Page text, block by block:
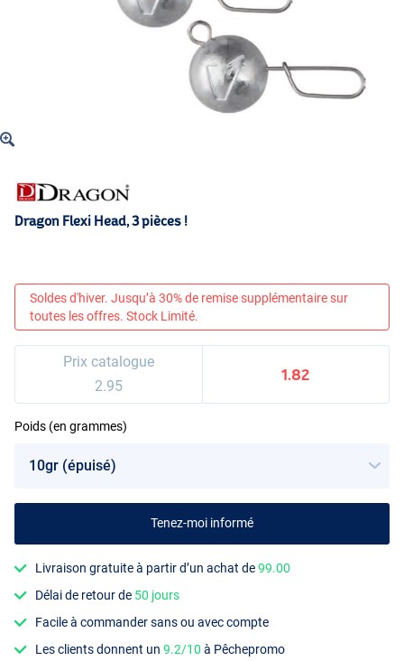
Dragon Flexi Head, 3 pièces !
Soldes d'hiver. Jusqu’à 30% de remise supplémentaire sur
toutes les offres. Stock Limité.
Prix catalogue
2.95
1.82
Poids (en grammes)
Tenez-moi informé
Livraison gratuite à partir d’un achat de99.00
Délai de retour de 50 jours
Facile à commander sans ou avec compte
Les clients donnent un9.2/10 à Pêchepromo